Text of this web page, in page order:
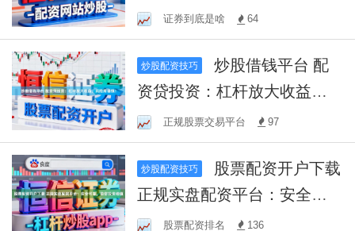
杠杆，助您股市盈利！
证券到底是啥 64
炒股配资技巧
炒股借钱平台 配
资贷投资：杠杆放大收益，
风险需谨慎！
正规股票交易平台 97
炒股配资技巧
正规实盘配资平台：安全可
靠，助您投资增值
股票配资排名 136